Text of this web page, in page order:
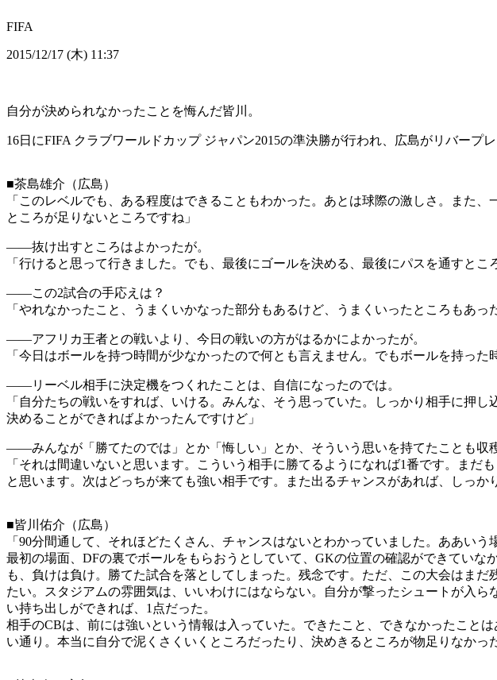
FIFA
2015/12/17 (木) 11:37
自分が決められなかったことを悔んだ皆川。
16日にFIFA クラブワールドカップ ジャパン2015の準決勝が行われ、広島がリバープ
■茶島雄介（広島）
「このレベルでも、ある程度はできることもわかった。あとは球際の激しさ。また
ところが足りないところですね」
――抜け出すところはよかったが。
「行けると思って行きました。でも、最後にゴールを決める、最後にパスを通すと
――この2試合の手応えは？
「やれなかったこと、うまくいかなった部分もあるけど、うまくいったところもあ
――アフリカ王者との戦いより、今日の戦いの方がはるかによかったが。
「今日はボールを持つ時間が少なかったので何とも言えません。でもボールを持っ
――リーベル相手に決定機をつくれたことは、自信になったのでは。
「自分たちの戦いをすれば、いける。みんな、そう思っていた。しっかり相手に押
決めることができればよかったんですけど」
――みんなが「勝てたのでは」とか「悔しい」とか、そういう思いを持てたことも収
「それは間違いないと思います。こういう相手に勝てるようになれば1番です。ま
と思います。次はどっちが来ても強い相手です。また出るチャンスがあれば、しっか
■皆川佑介（広島）
「90分間通して、それほどたくさん、チャンスはないとわかっていました。ああい
最初の場面、DFの裏でボールをもらおうとしていて、GKの位置の確認ができてい
も、負けは負け。勝てた試合を落としてしまった。残念です。ただ、この大会はま
たい。スタジアムの雰囲気は、いいわけにはならない。自分が撃ったシュートが入
い持ち出しができれば、1点だった。
相手のCBは、前には強いという情報は入っていた。できたこと、できなかったこと
い通り。本当に自分で泥くさくいくところだったり、決めきるところが物足りなかっ